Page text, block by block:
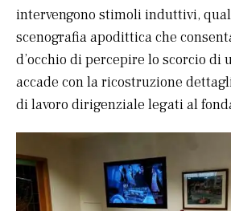
intervengono stimoli induttivi,
scenografia apodittica che
d’occhio di percepire lo scorcio di
accade con la ricostruzione
di lavoro dirigenziale legati al